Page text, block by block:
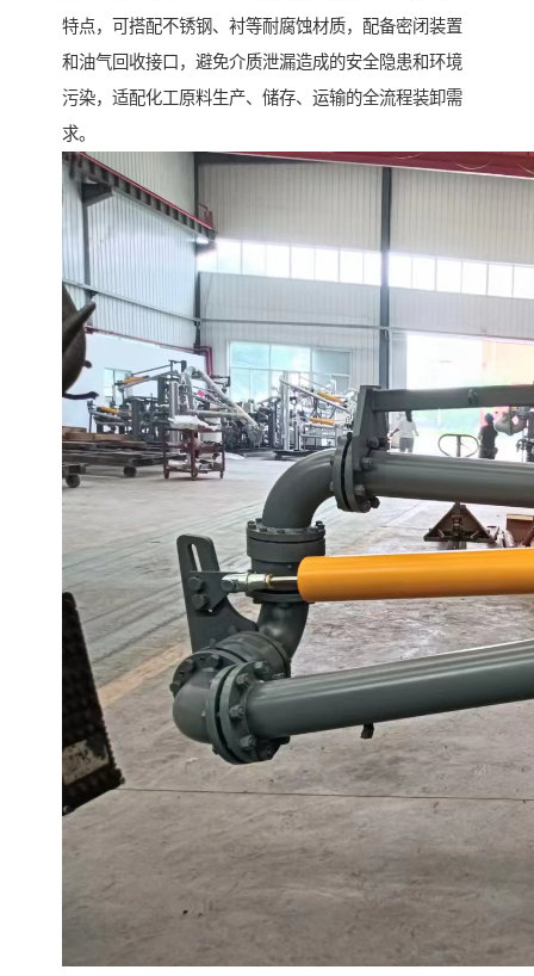
特点，可搭配不锈钢、衬等耐腐蚀材质，配备密闭装置
和油气回收接口，避免介质泄漏造成的安全隐患和环境
污染，适配化工原料生产、储存、运输的全流程装卸需
求。